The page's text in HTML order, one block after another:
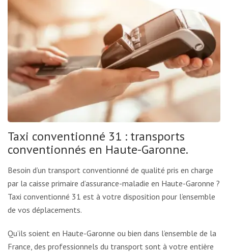
Taxi conventionné 31 : transports
conventionnés en Haute-Garonne.
Besoin d’un transport conventionné de qualité pris en charge
par la caisse primaire d’assurance-maladie en Haute-Garonne ?
Taxi conventionné 31 est à votre disposition pour l’ensemble
de vos déplacements.
Qu’ils soient en Haute-Garonne ou bien dans l’ensemble de la
France, des professionnels du transport sont à votre entière